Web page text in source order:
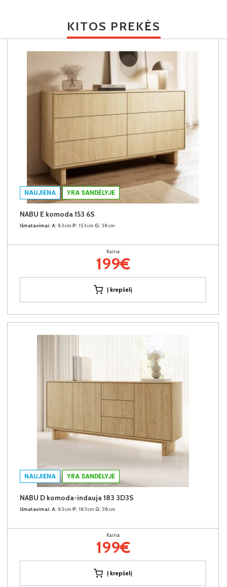
KITOS PREKĖS
NAUJIENA YRA SANDĖLYJE
NABU E komoda 153 6S
Išmatavimai: A: 83cm P: 153cm G: 38cm
Kaina:
199€
Į krepšelį
NAUJIENA YRA SANDĖLYJE
NABU D komoda-indauja 183 3D3S
Išmatavimai: A: 83cm P: 183cm G: 38cm
Kaina:
199€
Į krepšelį